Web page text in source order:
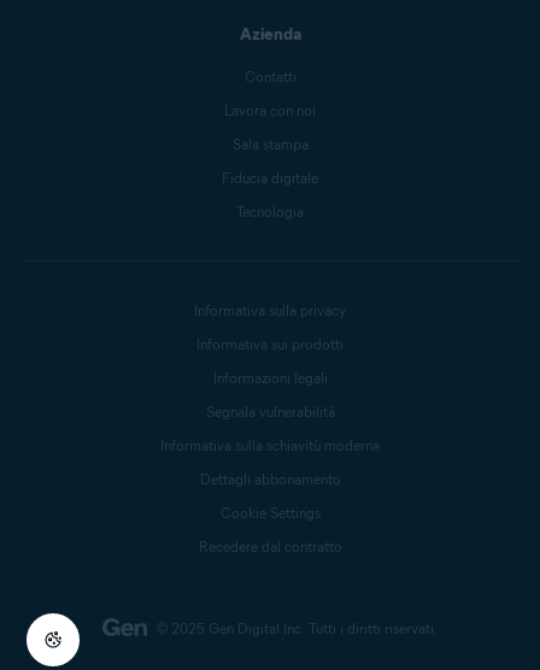
Azienda
Contatti
Lavora con noi
Sala stampa
Fiducia digitale
Tecnologia
© 2025 Gen Digital Inc. Tutti i diritti riservati.
Informativa sulla privacy
Informativa sui prodotti
Informazioni legali
Segnala vulnerabilità
Informativa sulla schiavitù moderna
Dettagli abbonamento
Cookie Settings
Recedere dal contratto